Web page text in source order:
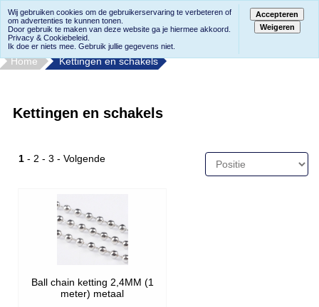
Home Kettingen en schakels
Kettingen en schakels
1 - 2 - 3 - Volgende
Ball chain ketting 2,4MM (1
meter) metaal
Wij gebruiken cookies om de gebruikerservaring te verbeteren of
om advertenties te kunnen tonen.
Door gebruik te maken van deze website ga je hiermee akkoord.
Privacy & Cookiebeleid.
Ik doe er niets mee. Gebruik jullie gegevens niet.
Accepteren
Weigeren